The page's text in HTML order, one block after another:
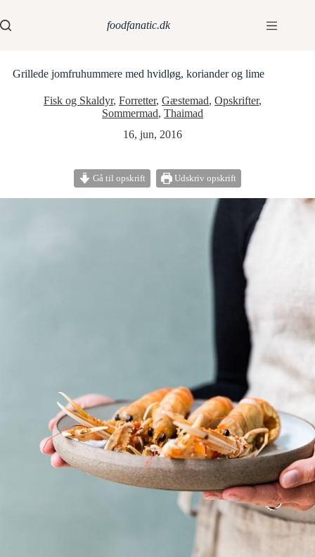
foodfanatic.dk
Grillede jomfruhummere med hvidløg, koriander og lime
Fisk og Skaldyr,Forretter,Gæstemad,Opskrifter,
Sommermad,Thaimad
16, jun, 2016
Gå til opskrift Udskriv opskrift